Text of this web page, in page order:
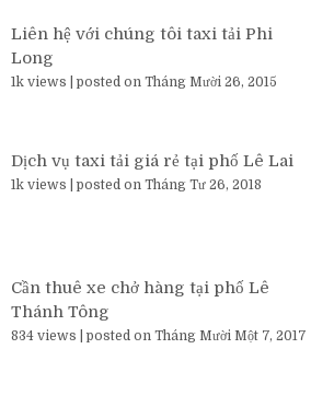
Liên hệ với chúng tôi taxi tải Phi
Long
1k views posted on Tháng Mười 26, 2015
Dịch vụ taxi tải giá rẻ tại phố Lê Lai
1k views posted on Tháng Tư 26, 2018
Cần thuê xe chở hàng tại phố Lê
Thánh Tông
834 views posted on Tháng Mười Một 7, 2017